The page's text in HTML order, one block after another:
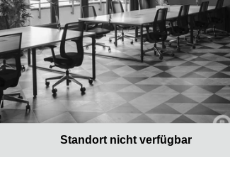
Standort nicht verfügbar